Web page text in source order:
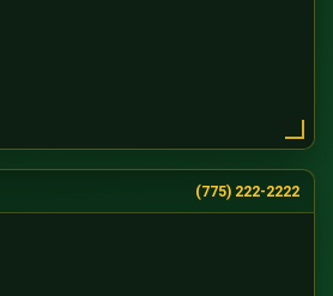
(775) 222-2222